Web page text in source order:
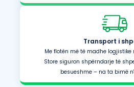
Transport i
Me flotën më të madhe logjistike
Store siguron shpërndarje të
besueshme – na ta bimë